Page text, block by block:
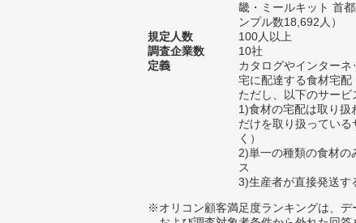
畿・ミールキット 首
ンプル数18,692人）
規定人数
100人以上
調査企業数
10社
定義
カタログやインター
宅に配達する食材宅配
ただし、以下のサービ
1)食材の宅配は取り扱
だけを取り扱ってい
く）
2)単一の種類の食材
ス
3)生産者が直接発送す
※オリコン顧客満足度ランキングは、デ